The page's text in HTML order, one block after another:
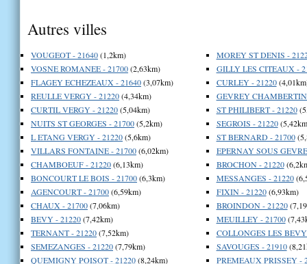
Autres villes
VOUGEOT - 21640(1,2km)
VOSNE ROMANEE - 21700(2,63km)
FLAGEY ECHEZEAUX - 21640(3,07km)
REULLE VERGY - 21220(4,34km)
CURTIL VERGY - 21220(5,04km)
NUITS ST GEORGES - 21700(5,2km)
L ETANG VERGY - 21220(5,6km)
VILLARS FONTAINE - 21700(6,02km)
CHAMBOEUF - 21220(6,13km)
BONCOURT LE BOIS - 21700(6,3km)
AGENCOURT - 21700(6,59km)
CHAUX - 21700(7,06km)
BEVY - 21220(7,42km)
TERNANT - 21220(7,52km)
SEMEZANGES - 21220(7,79km)
QUEMIGNY POISOT - 21220(8,24km)
MOREY ST DENIS -
GILLY LES CITEAUX -
CURLEY - 21220
GEVREY
ST PHILIBERT - 21220
SEGROIS - 21220
ST BERNARD - 21700
EPERNAY SOUS
BROCHON - 21220
MESSANGES - 21220
FIXIN - 21220(6,93km)
BROINDON - 21220
MEUILLEY - 21700
COLLONGES LES
SAVOUGES - 21910
PREMEAUX PRISSEY -